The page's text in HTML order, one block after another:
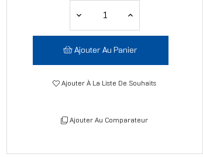
Ajouter Au Panier
Ajouter À La Liste De Souhaits
Ajouter Au Comparateur